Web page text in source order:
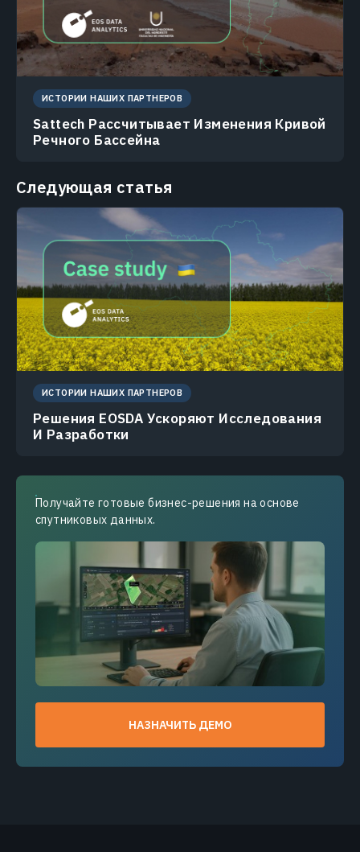
ИСТОРИИ НАШИХ ПАРТНЕРОВ
Sattech Рассчитывает Изменения Кривой
Речного Бассейна
Следующая статья
ИСТОРИИ НАШИХ ПАРТНЕРОВ
Решения EOSDA Ускоряют Исследования
И Разработки
Получайте готовые бизнес-решения на основе
спутниковых данных.
НАЗНАЧИТЬ ДЕМО